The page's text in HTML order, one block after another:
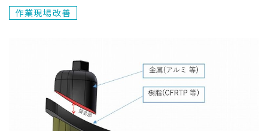
作業現場改善